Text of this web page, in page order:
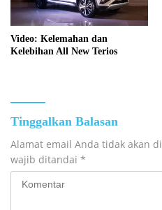
Video: Kelemahan dan
Kelebihan All New Terios
Tinggalkan Balasan
Alamat email Anda tidak akan
wajib ditandai *